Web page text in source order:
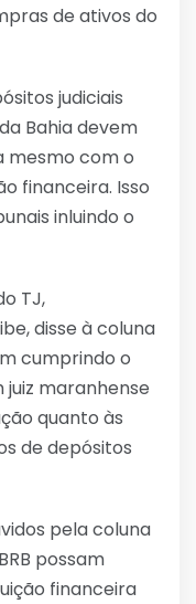
de ativos do
judiciais
Bahia devem
mesmo com o
financeira. Isso
inluindo o
TJ,
disse à coluna
cumprindo o
maranhense
quanto às
de depósitos
pela coluna
possam
financeira